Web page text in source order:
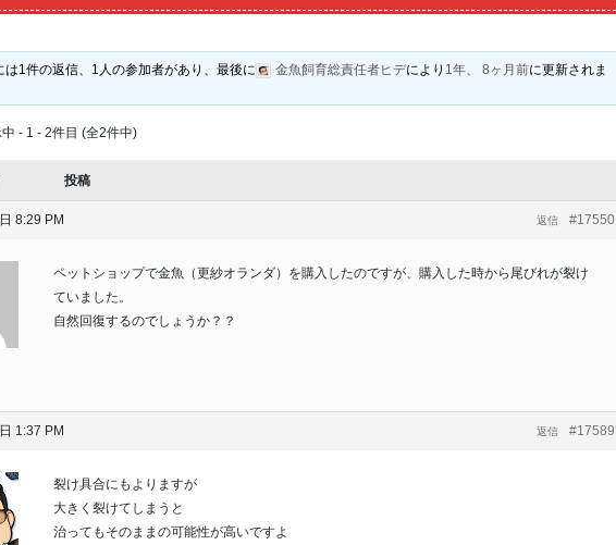
は1件の返信、1人の参加者があり、最後に 金魚飼育総責任者ヒデにより 1年、 8ヶ月前に更新されま
- 1 - 2件目 (全2件中)
投稿
8:29 PM #17550
返信
ペットショップで金魚（更紗オランダ）を購入したのですが、購入した時から尾びれが裂け
ていました。
自然回復するのでしょうか？？
1:37 PM #17589
返信
裂け具合にもよりますが
大きく裂けてしまうと
治ってもそのままの可能性が高いですよ